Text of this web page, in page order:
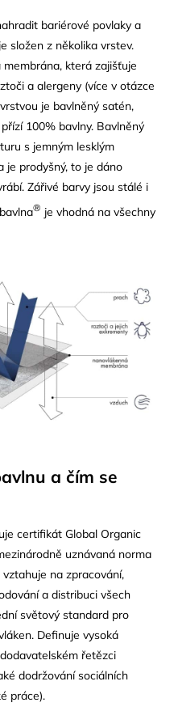
bariérové povlaky a
složen z několika vrstev.
která zajišťuje
a alergeny (více v otázce
je bavlněný satén,
100% bavlny. Bavlněný
s jemným lesklým
je prodyšný, to je dáno
Zářivé barvy jsou stálé i
® je vhodná na všechny
a čím se
certifikát Global Organic
uznávaná norma
na zpracování,
a distribuci všech
světový standard pro
Definuje vysoká
řetězci
dodržování sociálních
práce).